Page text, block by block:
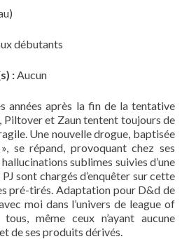
débutants
:Aucun
années après la fin de la tentative
Piltover et Zaun tentent toujours de
Une nouvelle drogue, baptisée
se répand, provoquant chez ses
sublimes suivies d’une
sont chargés d’enquêter sur cette
pré-tirés. Adaptation pour D&d de
moi dans l’univers de league of
même ceux n’ayant aucune
de ses produits dérivés.